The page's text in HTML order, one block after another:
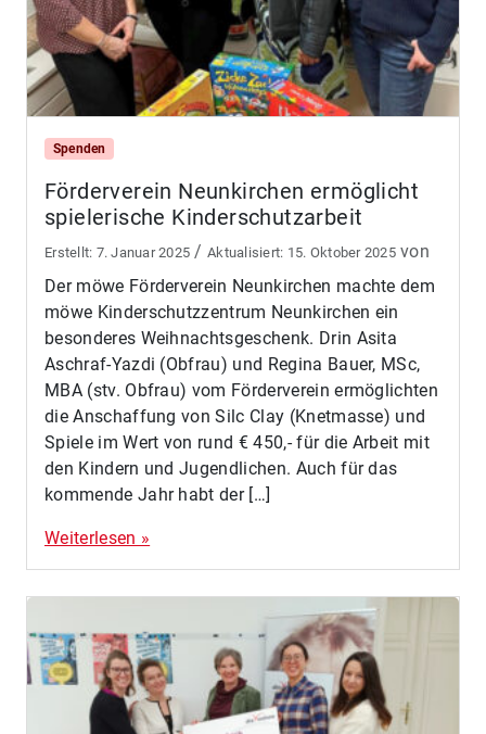
Spenden
Förderverein Neunkirchen ermöglicht
spielerische Kinderschutzarbeit
7. Januar 2025 / 15. Oktober 2025von
Der möwe Förderverein Neunkirchen machte dem
möwe Kinderschutzzentrum Neunkirchen ein
besonderes Weihnachtsgeschenk. Drin Asita
Aschraf-Yazdi (Obfrau) und Regina Bauer, MSc,
MBA (stv. Obfrau) vom Förderverein ermöglichten
die Anschaffung von Silc Clay (Knetmasse) und
Spiele im Wert von rund € 450,- für die Arbeit mit
den Kindern und Jugendlichen. Auch für das
kommende Jahr habt der […]
Weiterlesen »